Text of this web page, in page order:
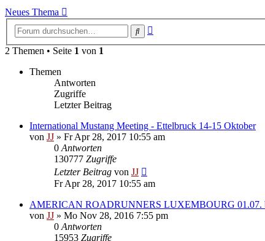
Neues Thema
Suche
2 Themen • Seite 1 von 1
Themen
Antworten
Zugriffe
Letzter Beitrag
International Mustang Meeting - Ettelbruck 14-15 Oktober
von JJ » Fr Apr 28, 2017 10:55 am
0 Antworten
130777 Zugriffe
Letzter Beitrag von JJ
Fr Apr 28, 2017 10:55 am
AMERICAN ROADRUNNERS LUXEMBOURG 01.07.
von JJ » Mo Nov 28, 2016 7:55 pm
0 Antworten
15953 Zugriffe